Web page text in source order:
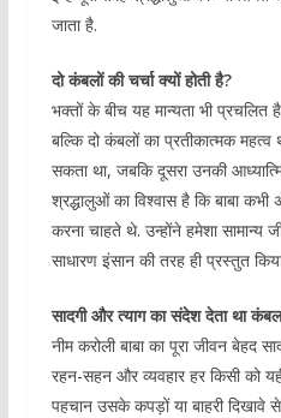
जाता है.
दो कंबलों की चर्चा क्यों होती है?
भक्तों के बीच यह मान्यता भी प्रचलित
बल्कि दो कंबलों का प्रतीकात्मक
सकता था, जबकि दूसरा उनकी
श्रद्धालुओं का विश्वास है कि बाबा कभी
करना चाहते थे. उन्होंने हमेशा
साधारण इंसान की तरह ही प्रस्तुत
सादगी और त्याग का संदेश देता था कंबल
नीम करोली बाबा का पूरा जीवन बेहद
रहन-सहन और व्यवहार हर किसी को
पहचान उसके कपड़ों या बाहरी दिखावे